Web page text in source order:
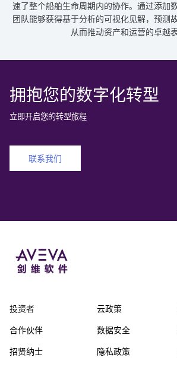
速了整个船舶生命周期内的协作。通过添加
团队能够获得基于分析的可视化见解，预测
从而推动资产和运营的卓越表
拥抱您的数字化转型
立即开启您的转型旅程
联系我们
投资者
合作伙伴
招贤纳士
云政策
数据安全
隐私政策